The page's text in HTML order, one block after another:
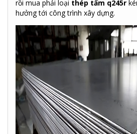
rồi mua phải loại thép tấm q245r
hưởng tới công trình xây dựng.